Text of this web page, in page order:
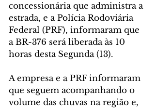
concessionária que administra a
estrada, e a Polícia Rodoviária
Federal (PRF), informaram que
a BR-376 será liberada às 10
horas desta Segunda (13).
A empresa e a PRF informaram
que seguem acompanhando o
volume das chuvas na região e,